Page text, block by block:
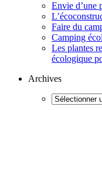
Envie d’une
Faire du
Camping
Les plantes
écologique
Archives